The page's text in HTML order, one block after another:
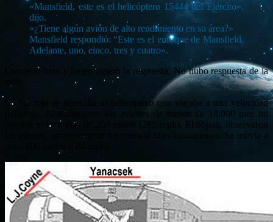
«Mansfield, este es el helicóptero 15444 del Ejército»,
dijo.
«¿Tiene algún avión de alto rendimiento en su área?»
Mansfield respondió: “Este es el enfoque de Mansfield.
Adelante, uno, cinco, tres y cuatro».
Coyne lo hizo y luego esperó la respuesta. No hubo respuesta de la
La luz roja se acercaba al helicóptero que viajaba a una velocidad
peligrosa. Normalmente, los aviones de menos de 10.000 pies no
pueden volar a más de 250 nudos (285 mph). El objeto, observaron
los pilotos, aparentemente no conocía tales limitaciones. Se movía a